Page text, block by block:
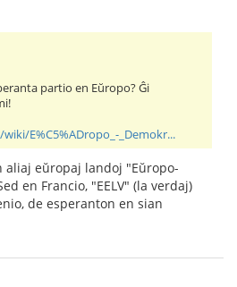
partio en Eŭropo? Ĝi
E%C5%ADropo_-_Demokr...
aliaj eŭropaj landoj "Eŭropo-
en Francio, "EELV" (la verdaj)
de esperanton en sian